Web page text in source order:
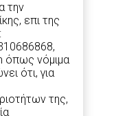
την
επι της
όπως νόμιμα
ότι, για
της,